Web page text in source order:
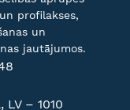
profilakses,
un
jautājumos.
– 1010